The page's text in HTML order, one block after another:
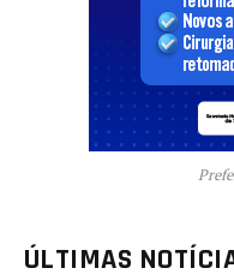
ÚLTIMAS